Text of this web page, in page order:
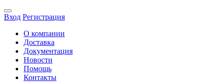
Вход Регистрация
О компании
Доставка
Документация
Новости
Помощь
Контакты